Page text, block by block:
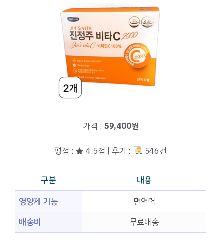
가격 : 59,400원
평점 : ★ 4.5점 | 후기 : 546건
구분
내용
영양제 기능
면역력
배송비
무료배송